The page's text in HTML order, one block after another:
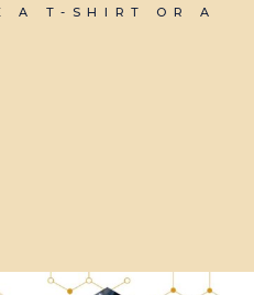
A T-SHIRT OR A